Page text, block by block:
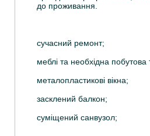
до проживання.
сучасний ремонт;
меблі та необхідна побутова
металопластикові вікна;
засклений балкон;
суміщений санвузол;